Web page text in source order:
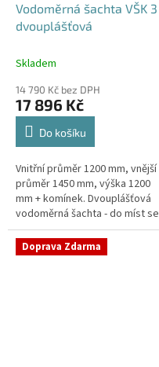
Vodoměrná šachta VŠK 3
dvouplášťová
Skladem
14 790 Kč bez DPH
17 896 Kč
Do košíku
Vnitřní průměr 1200 mm, vnější
průměr 1450 mm, výška 1200
mm + komínek. Dvouplášťová
vodoměrná šachta - do míst se
spodní vodou, pojízdná i pod
parkovací stáníStandardní...
Doprava Zdarma